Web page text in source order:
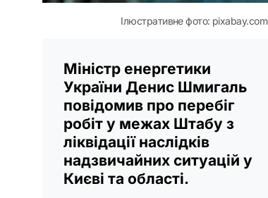
Ілюстративне фото: pixabay.com
Міністр енергетики
України Денис Шмигаль
повідомив про перебіг
робіт у межах Штабу з
ліквідації наслідків
надзвичайних ситуацій у
Києві та області.